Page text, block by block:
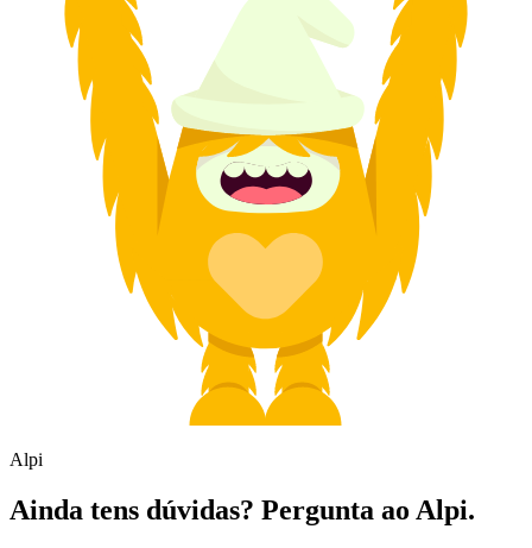
Alpi
Ainda tens dúvidas? Pergunta ao Alpi.